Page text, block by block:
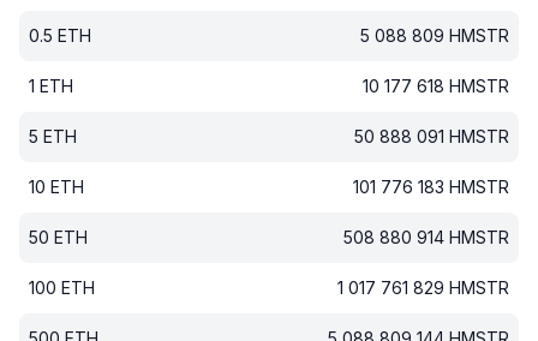
0.5 ETH 5 088 809 HMSTR
1 ETH 10 177 618 HMSTR
5 ETH 50 888 091 HMSTR
10 ETH 101 776 183 HMSTR
50 ETH 508 880 914 HMSTR
100 ETH 1 017 761 829 HMSTR